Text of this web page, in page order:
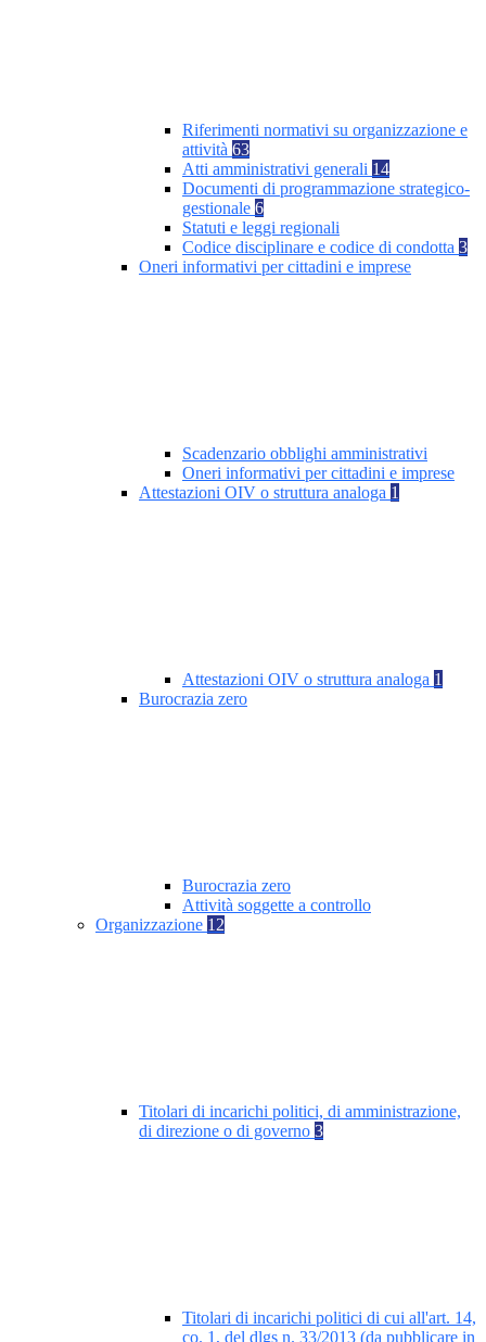
Riferimenti normativi su organizzazione e
attività 63
Atti amministrativi generali 14
Documenti di programmazione strategico-
gestionale 6
Statuti e leggi regionali
Codice disciplinare e codice di condotta 3
Oneri informativi per cittadini e imprese
Scadenzario obblighi amministrativi
Oneri informativi per cittadini e imprese
Attestazioni OIV o struttura analoga 1
Attestazioni OIV o struttura analoga 1
Burocrazia zero
Burocrazia zero
Attività soggette a controllo
Organizzazione 12
Titolari di incarichi politici, di amministrazione,
di direzione o di governo 3
Titolari di incarichi politici di cui all'art. 14,
co. 1, del dlgs n. 33/2013 (da pubblicare in